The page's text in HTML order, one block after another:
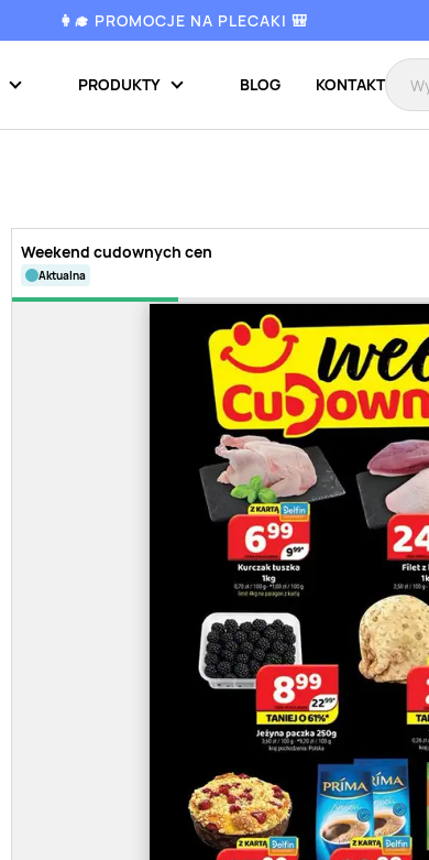
👩‍🎓 PROMOCJE NA PLECAKI 🎒
PRODUKTY BLOG KONTAKT
Weekend cudownych cen
aktualna